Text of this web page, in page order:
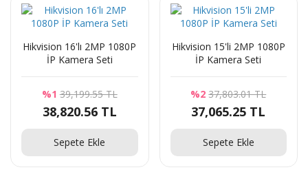
Hikvision 16'lı 2MP 1080P
İP Kamera Seti
%1 39,199.55 TL
38,820.56 TL
Sepete Ekle
Hikvision 15'li 2MP 1080P
İP Kamera Seti
%2 37,803.01 TL
37,065.25 TL
Sepete Ekle